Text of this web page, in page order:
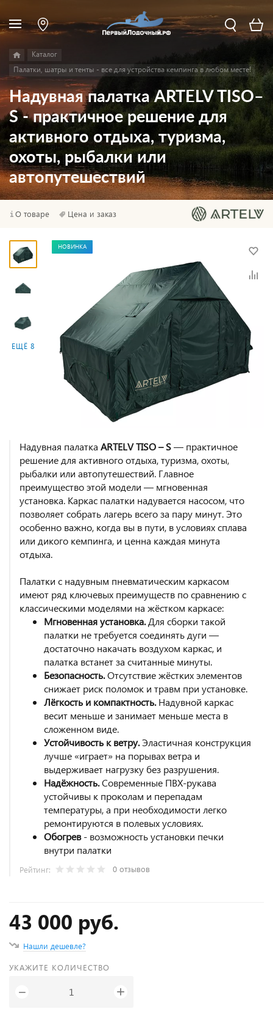
Каталог
Палатки, шатры и тенты - все для устройства кемпинга в любом месте!
Надувная палатка ARTELV TISO–
S - практичное решение для
активного отдыха, туризма,
охоты, рыбалки или
автопутешествий
О товаре Цена и заказ
ЕЩЁ 8
НОВИНКА
Надувная палатка ARTELV TISO – S— практичное
решение для активного отдыха, туризма, охоты,
рыбалки или автопутешествий. Главное
преимущество этой модели — мгновенная
установка. Каркас палатки надувается насосом, что
позволяет собрать лагерь всего за пару минут. Это
особенно важно, когда вы в пути, в условиях сплава
или дикого кемпинга, и ценна каждая минута
отдыха.
Палатки с надувным пневматическим каркасом
имеют ряд ключевых преимуществ по сравнению с
классическими моделями на жёстком каркасе:
Мгновенная установка.Для сборки такой
палатки не требуется соединять дуги —
достаточно накачать воздухом каркас, и
палатка встанет за считанные минуты.
Безопасность.Отсутствие жёстких элементов
снижает риск поломок и травм при установке.
Лёгкость и компактность.Надувной каркас
весит меньше и занимает меньше места в
сложенном виде.
Устойчивость к ветру.Эластичная конструкция
лучше «играет» на порывах ветра и
выдерживает нагрузку без разрушения.
Надёжность.Современные ПВХ-рукава
устойчивы к проколам и перепадам
температуры, а при необходимости легко
ремонтируются в полевых условиях.
Обогрев- возможность установки печки
внутри палатки
Рейтинг: 0 отзывов
43 000 руб.
Нашли дешевле?
УКАЖИТЕ КОЛИЧЕСТВО
− +